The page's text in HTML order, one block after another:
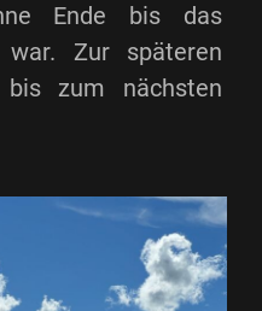
Ende bis das
Zur späteren
zum nächsten